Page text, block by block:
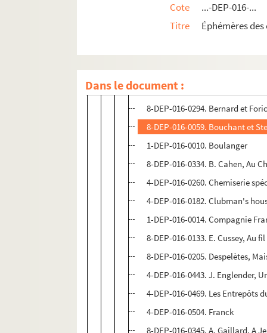
Cote
...-DEP-016-...
Titre
Éphémères
Dans le document :
1er arrondissement
2e arrondissement
2-DEP-016-0023. A Béranger
8-DEP-016-0294. Bernard et
8-DEP-016-0059. Bouchant et
1-DEP-016-0010. Boulanger
8-DEP-016-0334. B. Cahen, Au
4-DEP-016-0260. Chemiserie
4-DEP-016-0182. Clubman's
1-DEP-016-0014. Compagnie
8-DEP-016-0133. E. Cussey, Au
8-DEP-016-0205. Despelètes,
4-DEP-016-0443. J. Englender,
4-DEP-016-0469. Les Entrepôts
4-DEP-016-0504. Franck
8-DEP-016-0345. A. Gaillard, A